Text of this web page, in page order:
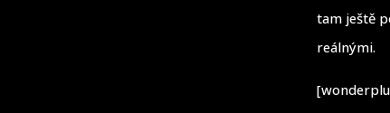
tam ještě
reálnými.